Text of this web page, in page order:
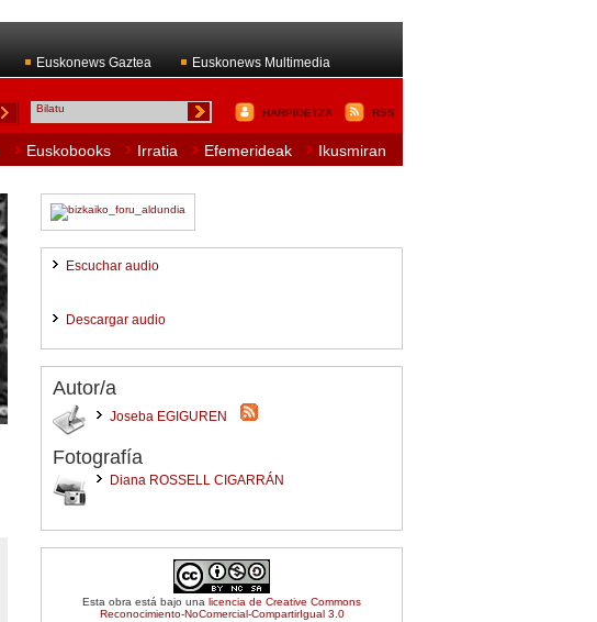
Euskonews Gaztea Euskonews Multimedia
HARPIDETZA RSS
Euskobooks Irratia Efemerideak Ikusmiran
Escuchar audio
Descargar audio
Autor/a
Joseba EGIGUREN
Fotografía
Diana ROSSELL CIGARRÁN
Esta obra está bajo una licencia de Creative Commons
Reconocimiento-NoComercial-CompartirIgual 3.0